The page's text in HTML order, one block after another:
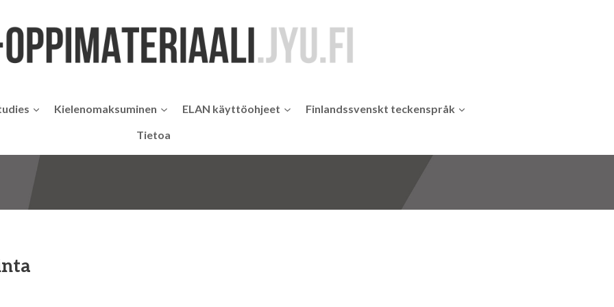
Kielenomaksuminen ELAN käyttöohjeet
Finlandssvenskt teckenspråk
Tietoa